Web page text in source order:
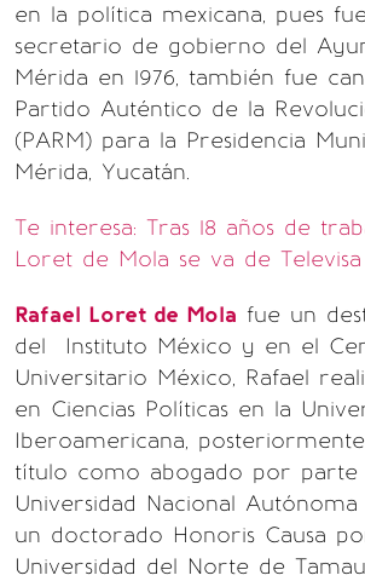
en la política mexicana, pues
secretario de gobierno del
Mérida en 1976, también fue
Partido Auténtico de la
(PARM) para la Presidencia
Mérida, Yucatán.
Te interesa: Tras 18 años de
Loret de Mola se va de Televisa
Rafael Loret de Mola fue un
del Instituto México y en el
Universitario México, Rafael
en Ciencias Políticas en la
Iberoamericana,
título como abogado por parte
Universidad Nacional
un doctorado Honoris Causa
Universidad del Norte de